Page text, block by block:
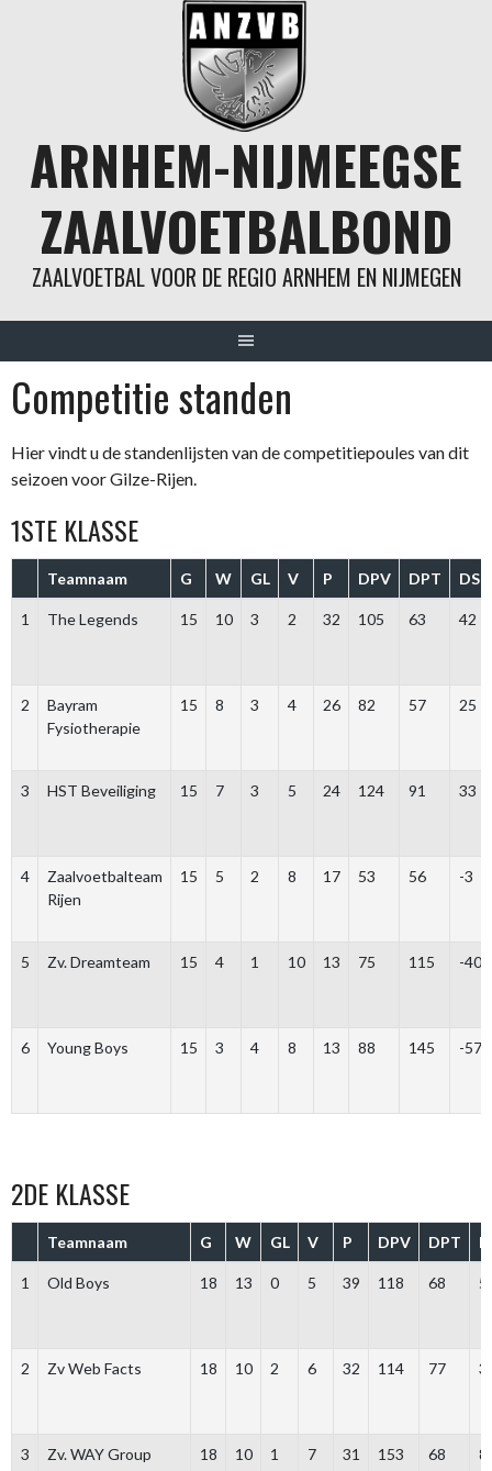
ARNHEM-NIJMEEGSE
ZAALVOETBALBOND
ZAALVOETBAL VOOR DE REGIO ARNHEM EN NIJMEGEN
Competitie standen
Hier vindt u de standenlijsten van de competitiepoules van dit
seizoen voor Gilze-Rijen.
1STE KLASSE
Teamnaam G W GL V P DPV DPT DS
1 The Legends 15 10 3 2 32 105 63 42
2
Bayram
Fysiotherapie
15 8 3 4 26 82 57 25
3 HST Beveiliging 15 7 3 5 24 124 91 33
4
Zaalvoetbalteam
Rijen
15 5 2 8 17 53 56 -3
5 Zv. Dreamteam 15 4 1 10 13 75 115 -40
6 Young Boys 15 3 4 8 13 88 145 -57
2DE KLASSE
Teamnaam G W GL V P DPV DPT
1 Old Boys 18 13 0 5 39 118 68
2 Zv Web Facts 18 10 2 6 32 114 77
3 Zv. WAY Group 18 10 1 7 31 153 68